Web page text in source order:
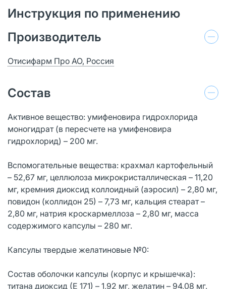
Инструкция по применению
Производитель
Отисифарм Про АО, Россия
Состав
Активное вещество: умифеновира гидрохлорида
моногидрат (в пересчете на умифеновира
гидрохлорид) – 200 мг.
Вспомогательные вещества: крахмал картофельный
– 52,67 мг, целлюлоза микрокристаллическая – 11,20
мг, кремния диоксид коллоидный (аэросил) – 2,80 мг,
повидон (коллидон 25) – 7,73 мг, кальция стеарат –
2,80 мг, натрия кроскармеллоза – 2,80 мг, масса
содержимого капсулы – 280 мг.
Капсулы твердые желатиновые №0:
Состав оболочки капсулы (корпус и крышечка):
титана диоксид (Е 171) – 1,92 мг, желатин – 94,08 мг.